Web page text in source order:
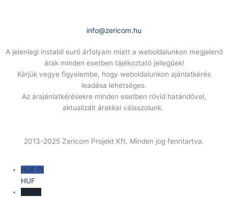
info@zericom.hu
A jelenlegi instabil euró árfolyam miatt a weboldalunkon megjelenő
árak minden esetben tájékoztató jellegűek!
Kérjük vegye figyelembe, hogy weboldalunkon ajánlatkérés
leadása lehetséges.
Az árajánlatkérésekre minden esetben rövid határidővel,
aktualizált árakkal válaszolunk.
2013-2025 Zericom Projekt Kft. Minden jog fenntartva.
HUF Ft
HUF
EUR €